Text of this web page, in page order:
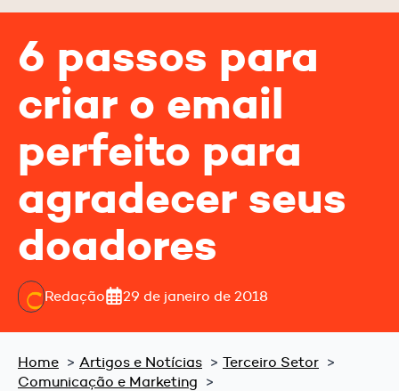
6 passos para
criar o email
perfeito para
agradecer seus
doadores
Redação 29 de janeiro de 2018
Home Artigos e Notícias
Terceiro Setor
Comunicação e Marketing